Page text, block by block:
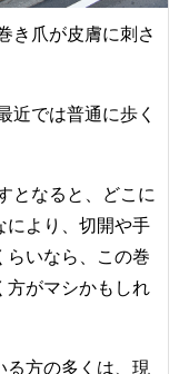
き爪が皮膚に刺さ
近では普通に歩く
となると、どこに
により、切開や手
らいなら、この巻
方がマシかもしれ
る方の多くは、現